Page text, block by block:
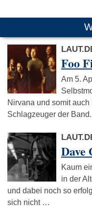
Foo
Am 5.
Nirvana und somit
Schlagzeuger der Band.
Dave
Kaum
in der
und dabei noch so
sich nicht …